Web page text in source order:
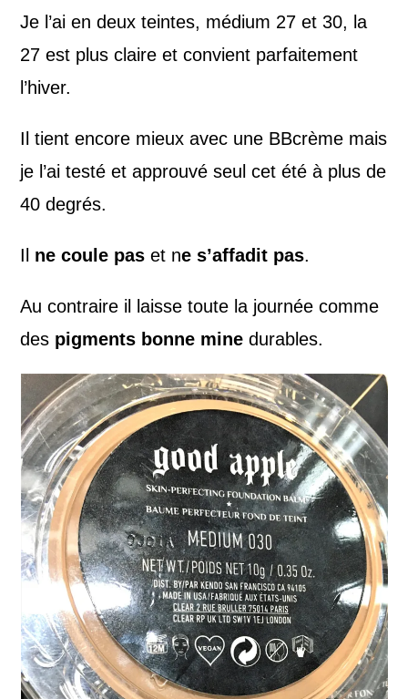
Je l’ai en deux teintes, médium 27 et 30, la
27 est plus claire et convient parfaitement
l’hiver.
Il tient encore mieux avec une BBcrème mais
je l’ai testé et approuvé seul cet été à plus de
40 degrés.
Il ne coule pas et ne s’affadit pas.
Au contraire il laisse toute la journée comme
des pigments bonne mine durables.